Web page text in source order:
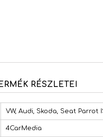
RÉSZLETEI
VW, Audi, Skoda, Seat Parrot
4CarMedia